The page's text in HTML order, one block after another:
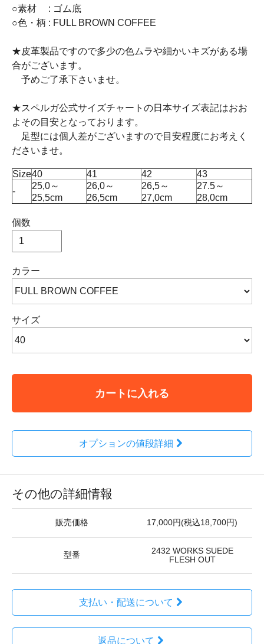
○素材 : ゴム底
○色・柄 : FULL BROWN COFFEE
★皮革製品ですので多少の色ムラや細かいキズがある場
合がございます。
予めご了承下さいませ。
★スペルガ公式サイズチャートの日本サイズ表記はおお
よその目安となっております。
足型には個人差がございますので目安程度にお考えく
ださいませ。
Size40 41 42
43
-
25,0～
25,5cm
26,0～
26,5cm
26,5～
27,0cm
27.5～
28,0cm
個数
カラー
サイズ
カートに入れる
オプションの値段詳細
その他の詳細情報
販売価格 17,000円(税込18,700円)
型番
2432 WORKS SUEDE
FLESH OUT
支払い・配送について
返品について